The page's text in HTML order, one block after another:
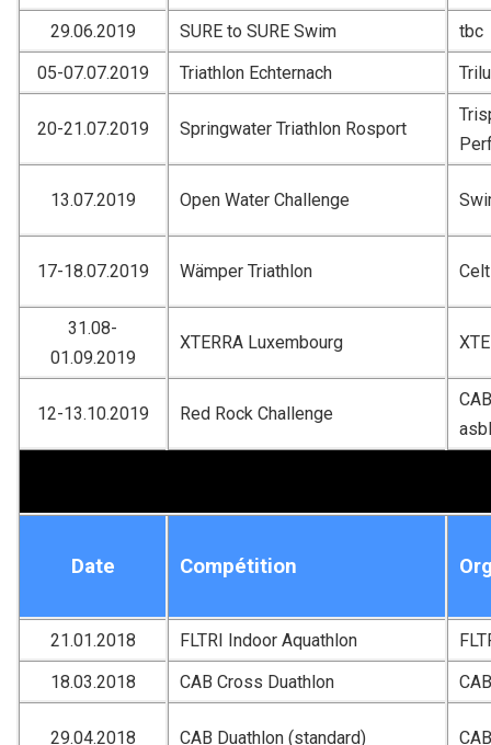
29.06.2019 SURE to SURE Swim
tbc
05-07.07.2019
Triathlon Echternach
20-21.07.2019 Springwater Triathlon Rosport
13.07.2019 Open Water Challenge
17-18.07.2019 Wämper Triathlon
31.08-
01.09.2019
XTERRA Luxembourg
12-13.10.2019 Red Rock Challenge
asbl
Date Compétition
21.01.2018 FLTRI Indoor Aquathlon
18.03.2018
CAB Cross Duathlon CAB
29.04.2018 CAB Duathlon (standard) CAB